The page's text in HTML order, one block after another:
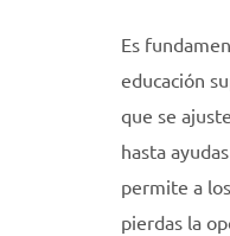
Es
educación
que se
hasta
permite a
pierdas la